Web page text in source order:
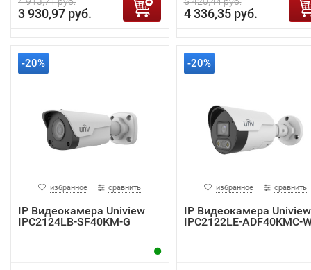
3 930,97 руб. 4 336,35 руб.
-20%
избранное сравнить
IP Видеокамера Uniview
IPC2124LB-SF40KM-G
-20%
избранное сравнить
IP Видеокамера Uniview
IPC2122LE-ADF40KMC-